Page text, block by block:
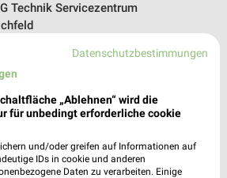
❯
Technik Servicezentrum
Ring 48
Datenschutzbestimmungen
„Ablehnen“ wird die
für unbedingt erforderliche cookie
und/oder greifen auf Informationen auf
IDs in cookie und anderen
Daten zu verarbeiten. Einige